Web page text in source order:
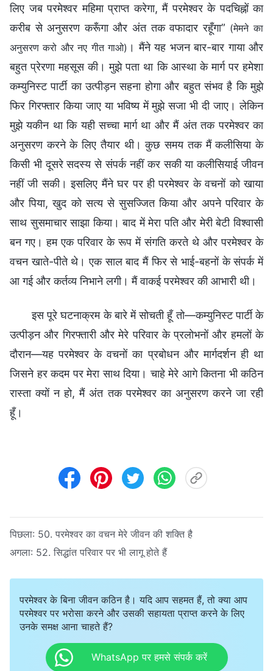
लिए जब परमेश्वर महिमा प्राप्त करेगा, मैं परमेश्वर के पदचिह्नों का
करीब से अनुसरण करूँगा और अंत तक वफादार रहूँगा” (मेमने का
अनुसरण करो और नए गीत गाओ) । मैंने यह भजन बार-बार गाया और
बहुत प्रेरणा महसूस की। मुझे पता था कि आस्था के मार्ग पर हमेशा
कम्युनिस्ट पार्टी का उत्पीड़न सहना होगा और बहुत संभव है कि मुझे
फिर गिरफ्तार किया जाए या भविष्य में मुझे सजा भी दी जाए। लेकिन
मुझे यकीन था कि यही सच्चा मार्ग था और मैं अंत तक परमेश्वर का
अनुसरण करने के लिए तैयार थी। कुछ समय तक मैं कलीसिया के
किसी भी दूसरे सदस्य से संपर्क नहीं कर सकी या कलीसियाई जीवन
नहीं जी सकी। इसलिए मैंने घर पर ही परमेश्वर के वचनों को खाया
और पिया, खुद को सत्य से सुसज्जित किया और अपने परिवार के
साथ सुसमाचार साझा किया। बाद में मेरा पति और मेरी बेटी विश्वासी
बन गए। हम एक परिवार के रूप में संगति करते थे और परमेश्वर के
वचन खाते-पीते थे। एक साल बाद मैं फिर से भाई-बहनों के संपर्क में
आ गई और कर्तव्य निभाने लगी। मैं वाकई परमेश्वर की आभारी थी।
इस पूरे घटनाक्रम के बारे में सोचती हूँ तो—कम्युनिस्ट पार्टी के
उत्पीड़न और गिरफ्तारी और मेरे परिवार के प्रलोभनों और हमलों के
दौरान—यह परमेश्वर के वचनों का प्रबोधन और मार्गदर्शन ही था
जिसने हर कदम पर मेरा साथ दिया। चाहे मेरे आगे कितना भी कठिन
रास्ता क्यों न हो, मैं अंत तक परमेश्वर का अनुसरण करने जा रही
हूँ।
पिछला: 50. परमेश्वर का वचन मेरे जीवन की शक्ति है
अगला: 52. सिद्धांत परिवार पर भी लागू होते हैं
परमेश्वर के बिना जीवन कठिन है। यदि आप सहमत हैं, तो क्या आप
परमेश्वर पर भरोसा करने और उसकी सहायता प्राप्त करने के लिए
उनके समक्ष आना चाहते हैं?
WhatsApp पर हमसे संपर्क करें